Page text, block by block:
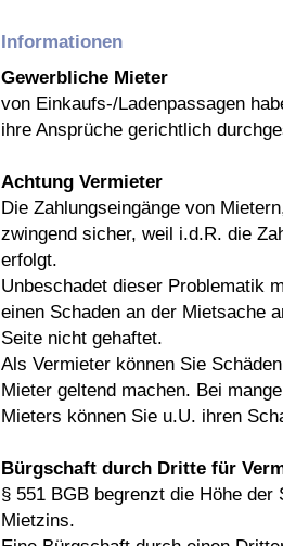
Informationen
Gewerbliche Mieter
von Einkaufs-/Ladenpassagen
ihre Ansprüche gerichtlich
Achtung Vermieter
Die Zahlungseingänge von
zwingend sicher, weil i.d.R. die
erfolgt.
Unbeschadet dieser Problematik
einen Schaden an der Mietsache
Seite nicht gehaftet.
Als Vermieter können Sie
Mieter geltend machen. Bei
Mieters können Sie u.U. ihren
Bürgschaft durch Dritte für
§ 551 BGB begrenzt die Höhe
Mietzins.